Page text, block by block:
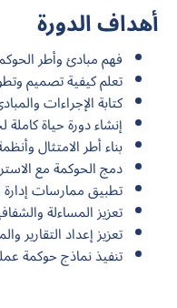
أهداف الدورة
فهم مبادئ وأطر
تعلم كيفية تصميم
كتابة الإجراءات
إنشاء دورة حياة
بناء أطر الامتثال
دمج الحوكمة مع
تطبيق ممارسات
تعزيز المساءلة
تعزيز إعداد التقارير
تنفيذ نماذج حوكمة